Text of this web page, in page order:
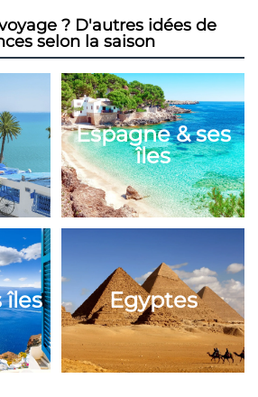
? D'autres idées de
selon la saison
Espagne & ses
îles
îles Egyptes